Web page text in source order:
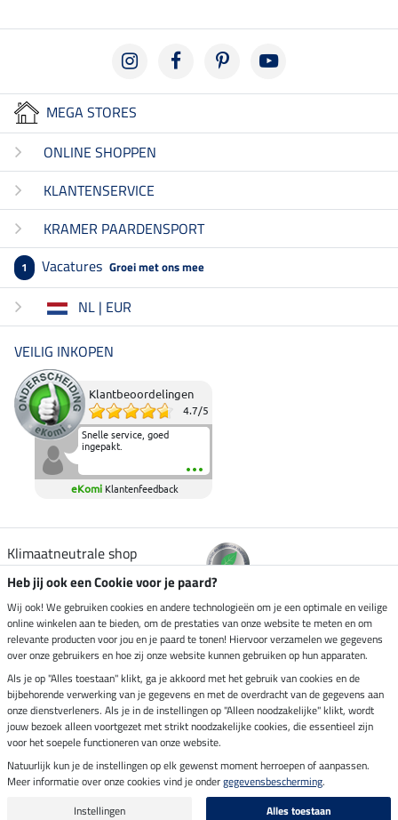
MEGA STORES
ONLINE SHOPPEN
KLANTENSERVICE
KRAMER PAARDENSPORT
1 Vacatures Groei met ons mee
NL | EUR
VEILIG INKOPEN
Klantbeoordelingen
4.7/5
Snelle service, goed
ingepakt.
eKomi Klantenfeedback
Klimaatneutrale shop
Verzending per
Veilig betalen met
Impressum
Laatste update op 08.08.2026 om 06:59 uur
Alle prijzen in euro's, incl. BTW, excl. verzendkosten.
Heb jij ook een Cookie voor je paard?
Wij ook! We gebruiken cookies en andere technologieën om je een optimale en veilige
online winkelen aan te bieden, om de prestaties van onze website te meten en om
relevante producten voor jou en je paard te tonen! Hiervoor verzamelen we gegevens
over onze gebruikers en hoe zij onze website kunnen gebruiken op hun apparaten.
Als je op "Alles toestaan" klikt, ga je akkoord met het gebruik van cookies en de
bijbehorende verwerking van je gegevens en met de overdracht van de gegevens aan
onze dienstverleners. Als je in de instellingen op "Alleen noodzakelijke" klikt, wordt
jouw bezoek alleen voortgezet met strikt noodzakelijke cookies, die essentieel zijn
voor het soepele functioneren van onze website.
Natuurlijk kun je de instellingen op elk gewenst moment herroepen of aanpassen.
Meer informatie over onze cookies vind je ondergegevensbescherming.
Instellingen
Alles toestaan